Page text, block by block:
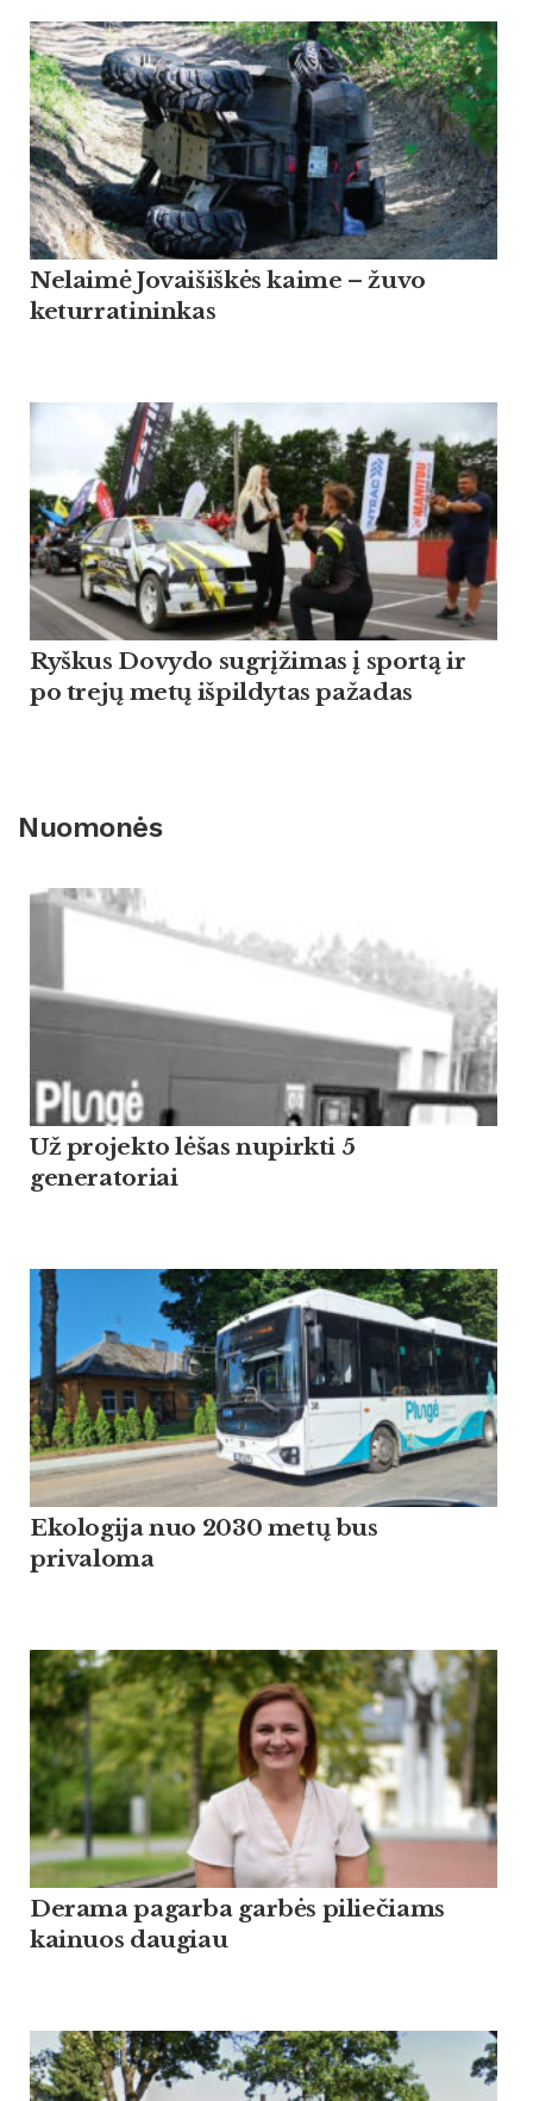
Nelaimė Jovaišiškės kaime – žuvo
keturratininkas
Ryškus Dovydo sugrįžimas į sportą ir
po trejų metų išpildytas pažadas
Nuomonės
Už projekto lėšas nupirkti 5
generatoriai
Ekologija nuo 2030 metų bus
privaloma
Derama pagarba garbės piliečiams
kainuos daugiau